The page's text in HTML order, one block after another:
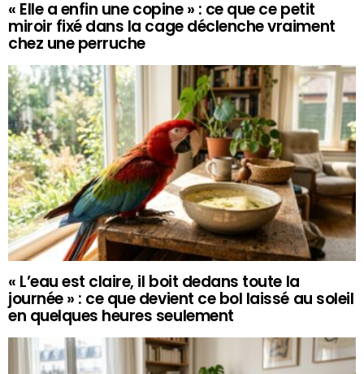
« Elle a enfin une copine » : ce que ce petit
miroir fixé dans la cage déclenche vraiment
chez une perruche
« L’eau est claire, il boit dedans toute la
journée » : ce que devient ce bol laissé au soleil
en quelques heures seulement